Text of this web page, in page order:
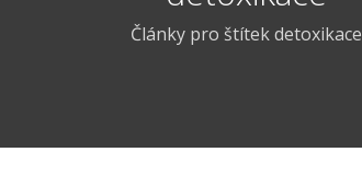
Články pro štítek detoxikace